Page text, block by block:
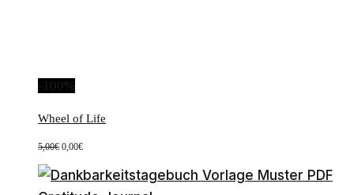
-100%
Wheel of Life
5,00€ Ursprünglicher
war:
5,00€
0,00€Aktueller
ist:
0,00€.